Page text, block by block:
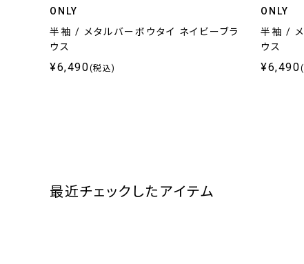
ONLY
半袖 / メタルバーボウタイ ネイビーブラ
ウス
¥6,490(税込)
ONLY
半袖 / メ
ウス
¥6,490
最近チェックしたアイテム